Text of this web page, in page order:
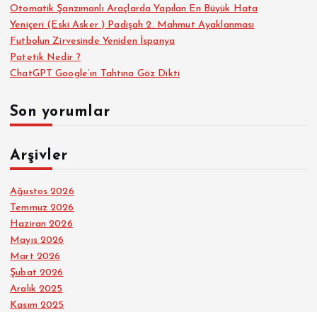
Otomatik Şanzımanlı Araçlarda Yapılan En Büyük Hata
Yeniçeri (Eski Asker ) Padişah 2. Mahmut Ayaklanması
Futbolun Zirvesinde Yeniden İspanya
Patetik Nedir ?
ChatGPT Google’ın Tahtına Göz Dikti
Son yorumlar
Arşivler
Ağustos 2026
Temmuz 2026
Haziran 2026
Mayıs 2026
Mart 2026
Şubat 2026
Aralık 2025
Kasım 2025